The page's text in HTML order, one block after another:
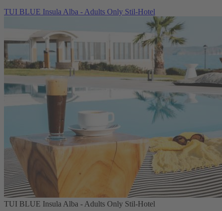
TUI BLUE Insula Alba - Adults Only Stil-Hotel
TUI BLUE Insula Alba - Adults Only Stil-Hotel